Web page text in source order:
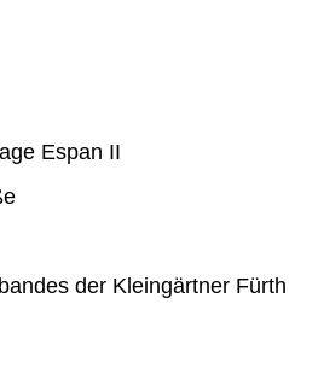
Espan II
der Kleingärtner Fürth